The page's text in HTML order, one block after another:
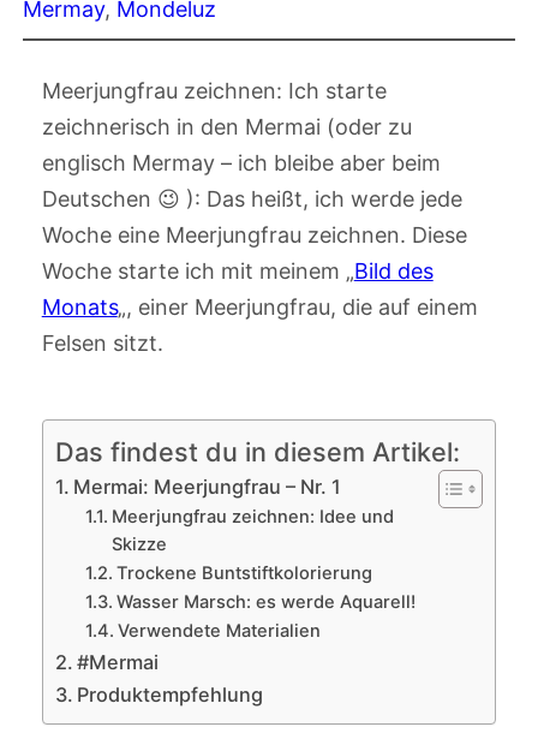
Mermay, Mondeluz
Meerjungfrau zeichnen: Ich starte
zeichnerisch in den Mermai (oder zu
englisch Mermay – ich bleibe aber beim
Deutschen 😉 ): Das heißt, ich werde jede
Woche eine Meerjungfrau zeichnen. Diese
Woche starte ich mit meinem „Bild des
Monats„, einer Meerjungfrau, die auf einem
Felsen sitzt.
Das findest du in diesem Artikel:
Mermai: Meerjungfrau – Nr. 1
Meerjungfrau zeichnen: Idee und
Skizze
Trockene Buntstiftkolorierung
Wasser Marsch: es werde Aquarell!
Verwendete Materialien
#Mermai
Produktempfehlung